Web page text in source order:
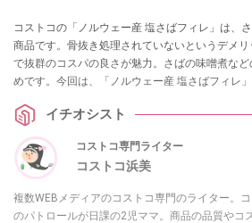
コストコの「ノルウェー産 塩さばフィレ」は、
商品です。骨抜き処理されていないというデメ
で抜群のコスパの良さが魅力。さばの味噌煮な
めです。今回は、「ノルウェー産 塩さばフィレ
イチオシスト
コストコ専門ライター
コストコ浜美
複数WEBメディアのコストコ専門のライター。
のパトロールが日課の2児ママ。商品の品質やコ